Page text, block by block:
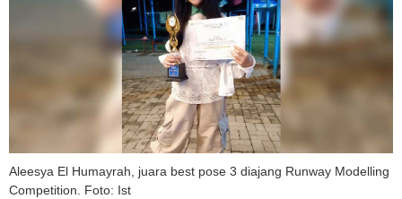
Aleesya El Humayrah, juara best pose 3 diajang Runway Modelling
Competition. Foto: Ist